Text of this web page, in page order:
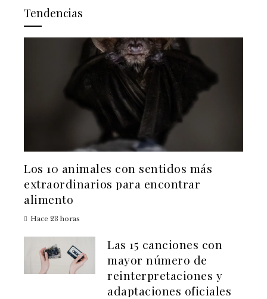
Tendencias
Los 10 animales con sentidos más
extraordinarios para encontrar
alimento
Hace 23 horas
Las 15 canciones con
mayor número de
reinterpretaciones y
adaptaciones oficiales